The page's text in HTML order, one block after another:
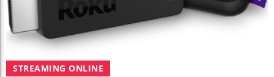
STREAMING ONLINE